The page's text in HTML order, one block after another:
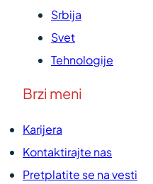
Srbija
Svet
Tehnologije
Brzi meni
Karijera
Kontaktirajte nas
Pretplatite se na vesti